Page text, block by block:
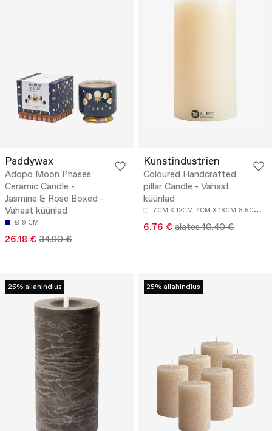
Paddywax
Adopo Moon Phases
Ceramic Candle -
Jasmine & Rose Boxed -
Vahast küünlad
Ø 9 CM
26.18 € 34.90 €
Kunstindustrien
Coloured Handcrafted
pillar Candle - Vahast
küünlad
7CM X 12CM 7CM X 18CM 8.5CM X 15CM
6.76 € alates 10.40 €
25% allahindlus 25% allahindlus